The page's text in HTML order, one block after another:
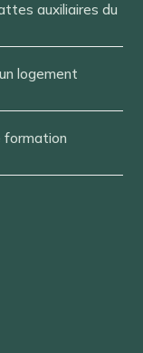
auxiliaires du
logement
formation